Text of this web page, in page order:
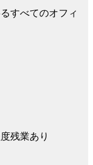
すべてのオフィ
残業あり